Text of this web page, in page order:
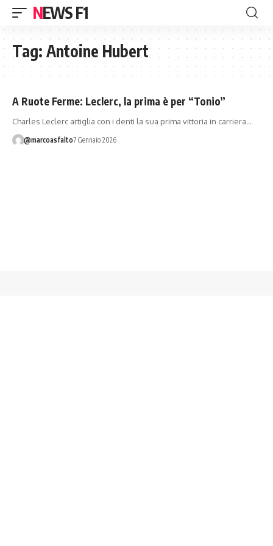
NEWS F1
Tag: Antoine Hubert
A Ruote Ferme: Leclerc, la prima è per “Tonio”
Charles Leclerc artiglia con i denti la sua prima vittoria in carriera…
@marcoasfalto7 Gennaio 2026